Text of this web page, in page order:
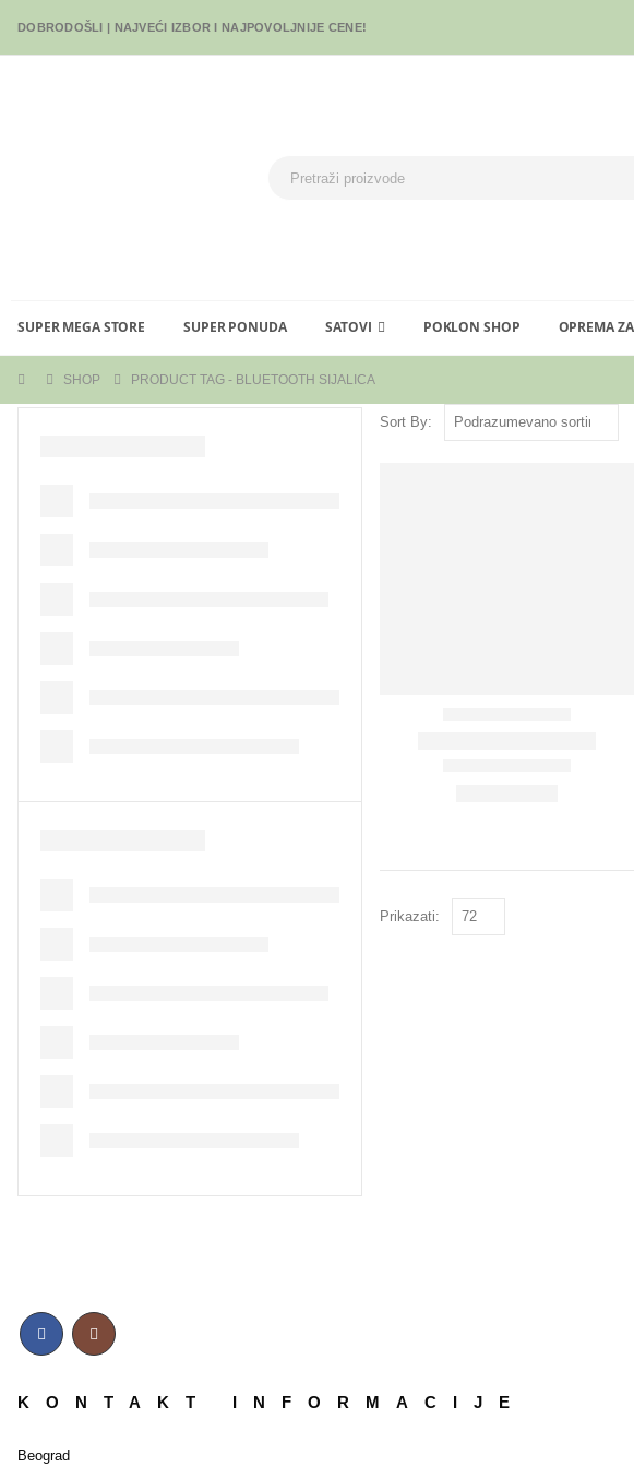
DOBRODOŠLI | NAJVEĆI IZBOR I NAJPOVOLJNIJE CENE!
SUPER MEGA STORE SUPER PONUDA SATOVI POKLON SHOP OPREMA
SHOP PRODUCT TAG - BLUETOOTH SIJALICA
Sort By:
Prikazati:
KONTAKT INFORMACIJE
Beograd